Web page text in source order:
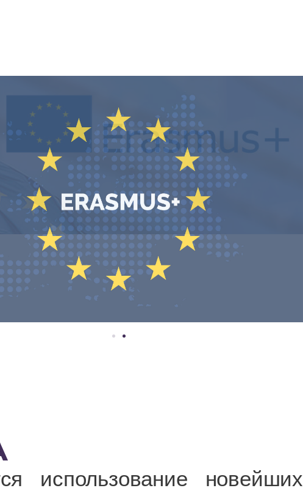
использование новейших